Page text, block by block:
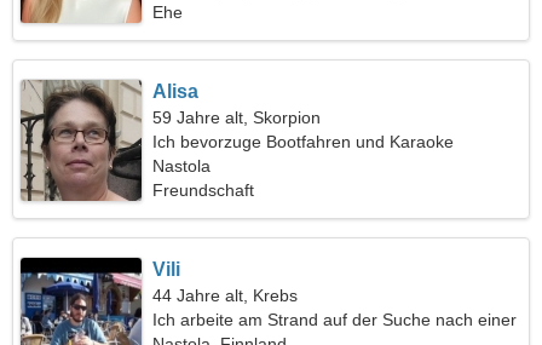
Ehe
Alisa
59 Jahre alt, Skorpion
Ich bevorzuge Bootfahren und Karaoke
Nastola
Freundschaft
Vili
44 Jahre alt, Krebs
Ich arbeite am Strand auf der Suche nach einer